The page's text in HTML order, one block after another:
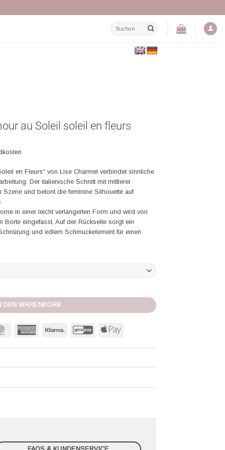
Suchen
nach:
au Soleil soleil en fleurs
en Fleurs“ von Lise Charmel verbindet sinnliche
Der italienische Schnitt mit mittlerer
und betont die feminine Silhouette auf
in einer leicht verlängerten Form und wird von
Borte eingefasst. Auf der Rückseite sorgt ein
und edlem Schmuckelement für einen
DEN WARENKORB
MasterCard American
Klarna GiroPay Apple